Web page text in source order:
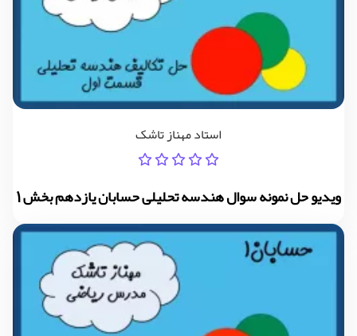
استاد مهناز تاشک
ویدیو حل نمونه سوال هندسه تحلیلی حسابان یازدهم بخش 1